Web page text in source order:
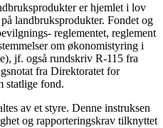
er hjemlet i lov
landbruksprodukter. Fondet og
reglementet, reglement
om økonomistyring i
jf. også rundskriv R-115 fra
fra Direktoratet for
statlige fond.
av et styre. Denne instruksen
og rapporteringskrav tilknyttet